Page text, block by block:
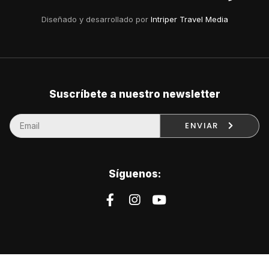
Diseñado y desarrollado por Intriper Travel Media
Suscríbete a nuestro newsletter
ENVIAR
Síguenos: